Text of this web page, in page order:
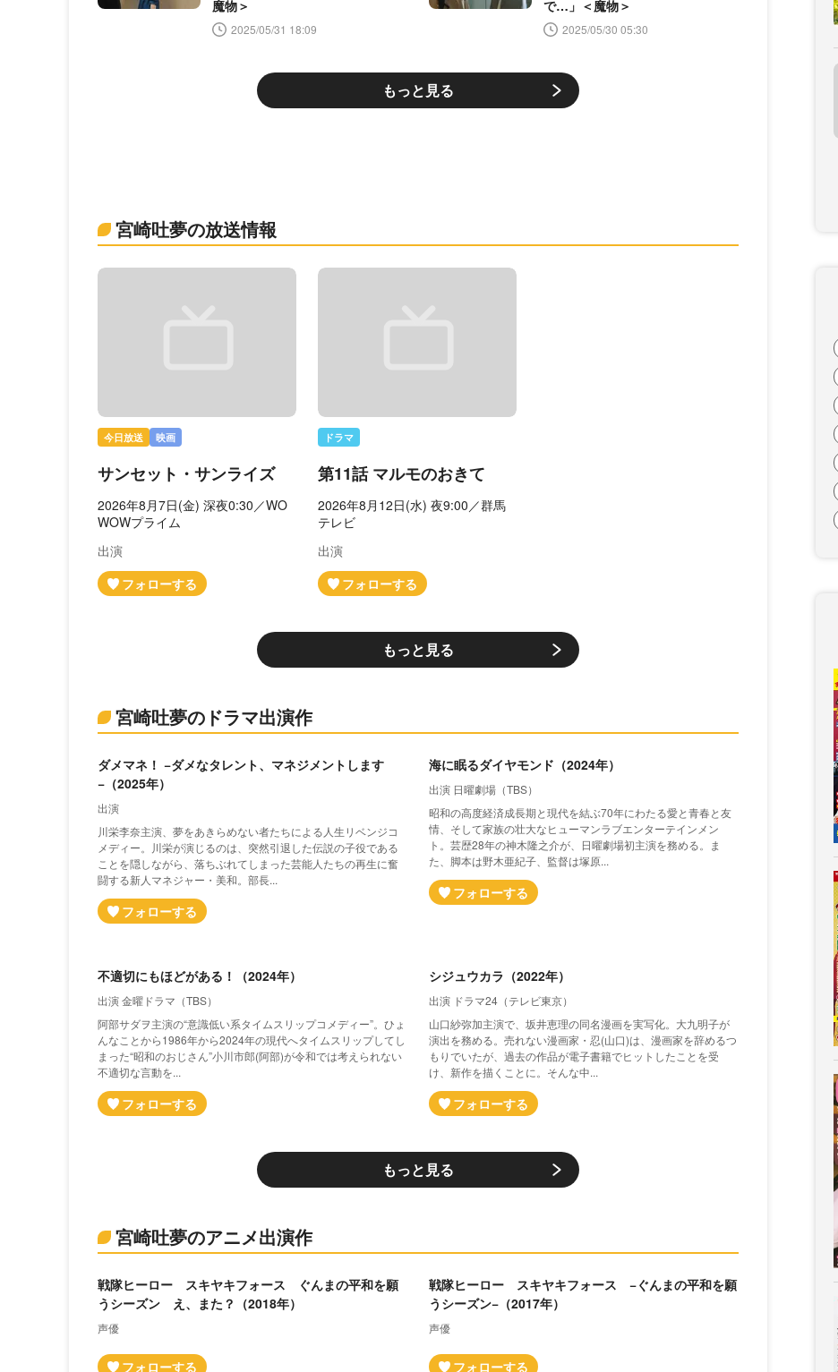
魔物＞
2025/05/31 18:09
で…」＜魔物＞
2025/05/30 05:30
もっと見る
宮崎吐夢の放送情報
今日放送 映画
サンセット・サンライズ
2026年8月7日(金) 深夜0:30／WO
WOWプライム
出演
ドラマ
第11話 マルモのおきて
2026年8月12日(水) 夜9:00／群馬
テレビ
出演
もっと見る
宮崎吐夢のドラマ出演作
ダメマネ！ −ダメなタレント、マネジメントします
−（2025年）
出演
川栄李奈主演、夢をあきらめない者たちによる人生リベンジコ
メディー。川栄が演じるのは、突然引退した伝説の子役である
ことを隠しながら、落ちぶれてしまった芸能人たちの再生に奮
闘する新人マネジャー・美和。部長...
海に眠るダイヤモンド（2024年）
出演 日曜劇場（TBS）
昭和の高度経済成長期と現代を結ぶ70年にわたる愛と青春と友
情、そして家族の壮大なヒューマンラブエンターテインメン
ト。芸歴28年の神木隆之介が、日曜劇場初主演を務める。ま
た、脚本は野木亜紀子、監督は塚原...
不適切にもほどがある！（2024年）
出演 金曜ドラマ（TBS）
阿部サダヲ主演の“意識低い系タイムスリップコメディー”。ひょ
んなことから1986年から2024年の現代へタイムスリップしてし
まった“昭和のおじさん”小川市郎(阿部)が令和では考えられない
不適切な言動を...
シジュウカラ（2022年）
出演 ドラマ24（テレビ東京）
山口紗弥加主演で、坂井恵理の同名漫画を実写化。大九明子が
演出を務める。売れない漫画家・忍(山口)は、漫画家を辞めるつ
もりでいたが、過去の作品が電子書籍でヒットしたことを受
け、新作を描くことに。そんな中...
もっと見る
宮崎吐夢のアニメ出演作
戦隊ヒーロー スキヤキフォース ぐんまの平和を願
うシーズン え、また？（2018年）
声優
戦隊ヒーロー スキヤキフォース −ぐんまの平和を願
うシーズン−（2017年）
声優